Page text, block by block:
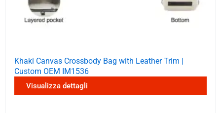
Khaki Canvas Crossbody Bag with Leather Trim |
Custom OEM IM1536
Visualizza dettagli